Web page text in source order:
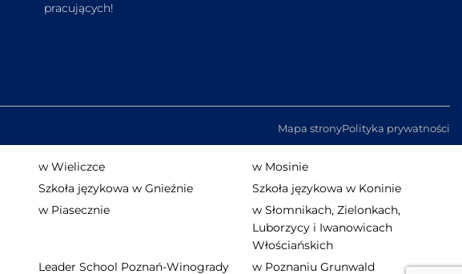
pracujących!
Mapa stronyPolityka prywatności
w Wieliczce
w Mosinie
Szkoła językowa w Gnieźnie
Szkoła językowa w Koninie
w Piasecznie
w Słomnikach, Zielonkach,
Luborzycy i Iwanowicach
Włościańskich
Leader School Poznań-Winogrady w Poznaniu Grunwald